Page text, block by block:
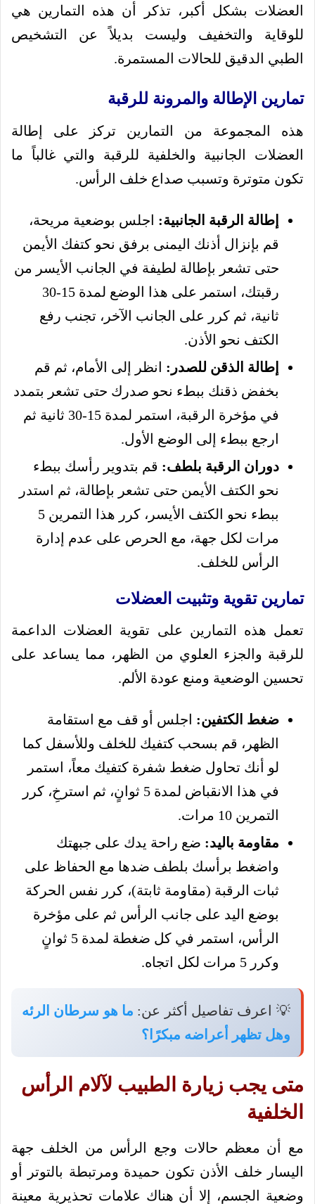
العضلات بشكل أكبر، تذكر أن هذه التمارين هي
للوقاية والتخفيف وليست بديلاً عن التشخيص
الطبي الدقيق للحالات المستمرة.
تمارين الإطالة والمرونة للرقبة
هذه المجموعة من التمارين تركز على إطالة
العضلات الجانبية والخلفية للرقبة والتي غالباً ما
تكون متوترة وتسبب صداع خلف الرأس.
إطالة الرقبة الجانبية: اجلس بوضعية مريحة،
قم بإنزال أذنك اليمنى برفق نحو كتفك الأيمن
حتى تشعر بإطالة لطيفة في الجانب الأيسر من
رقبتك، استمر على هذا الوضع لمدة 15-30
ثانية، ثم كرر على الجانب الآخر، تجنب رفع
الكتف نحو الأذن.
إطالة الذقن للصدر: انظر إلى الأمام، ثم قم
بخفض ذقنك ببطء نحو صدرك حتى تشعر بتمدد
في مؤخرة الرقبة، استمر لمدة 15-30 ثانية ثم
ارجع ببطء إلى الوضع الأول.
دوران الرقبة بلطف: قم بتدوير رأسك ببطء
نحو الكتف الأيمن حتى تشعر بإطالة، ثم استدر
ببطء نحو الكتف الأيسر، كرر هذا التمرين 5
مرات لكل جهة، مع الحرص على عدم إدارة
الرأس للخلف.
تمارين تقوية وتثبيت العضلات
تعمل هذه التمارين على تقوية العضلات الداعمة
للرقبة والجزء العلوي من الظهر، مما يساعد على
تحسين الوضعية ومنع عودة الألم.
ضغط الكتفين: اجلس أو قف مع استقامة
الظهر، قم بسحب كتفيك للخلف وللأسفل كما
لو أنك تحاول ضغط شفرة كتفيك معاً، استمر
في هذا الانقباض لمدة 5 ثوانٍ، ثم استرخِ، كرر
التمرين 10 مرات.
مقاومة باليد: ضع راحة يدك على جبهتك
واضغط برأسك بلطف ضدها مع الحفاظ على
ثبات الرقبة (مقاومة ثابتة)، كرر نفس الحركة
بوضع اليد على جانب الرأس ثم على مؤخرة
الرأس، استمر في كل ضغطة لمدة 5 ثوانٍ
وكرر 5 مرات لكل اتجاه.
💡 اعرف تفاصيل أكثر عن: ما هو سرطان الرئه
وهل تظهر أعراضه مبكرًا؟
متى يجب زيارة الطبيب لآلام الرأس
الخلفية
مع أن معظم حالات وجع الرأس من الخلف جهة
اليسار خلف الأذن تكون حميدة ومرتبطة بالتوتر أو
وضعية الجسم، إلا أن هناك علامات تحذيرية معينة